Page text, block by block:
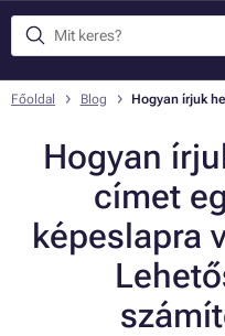
Főoldal Blog Hogyan írjuk
Hogyan
címet
képeslapra